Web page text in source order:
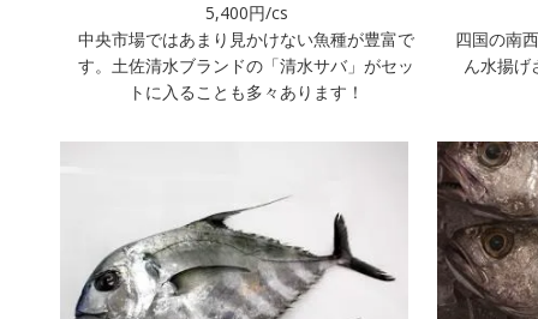
5,400円/cs
中央市場ではあまり見かけない魚種が豊富で
す。土佐清水ブランドの「清水サバ」がセッ
トに入ることも多々あります！
四国の南
ん水揚げ